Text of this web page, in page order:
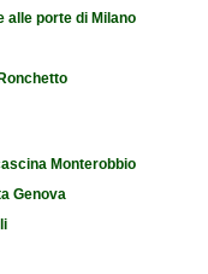
alle porte di Milano
Monterobbio
Genova